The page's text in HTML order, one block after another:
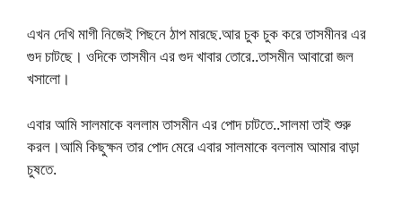
এখন দেখি মাগী নিজেই পিছনে ঠাপ মারছে.আর চুক চুক করে তাসমীনর এর
গুদ চাটছে। ওদিকে তাসমীন এর গুদ খাবার তোরে..তাসমীন আবারো জল
খসালো।
এবার আমি সালমাকে বললাম তাসমীন এর পোদ চাটতে..সালমা তাই শুরু
করল।আমি কিছুক্ষন তার পোদ মেরে এবার সালমাকে বললাম আমার বাড়া
চুষতে.